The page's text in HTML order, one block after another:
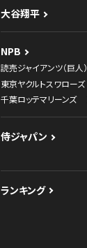
大谷翔平
NPB
読売ジャイアンツ（巨人）
東京ヤクルトスワローズ
千葉ロッテマリーンズ
侍ジャパン
ランキング